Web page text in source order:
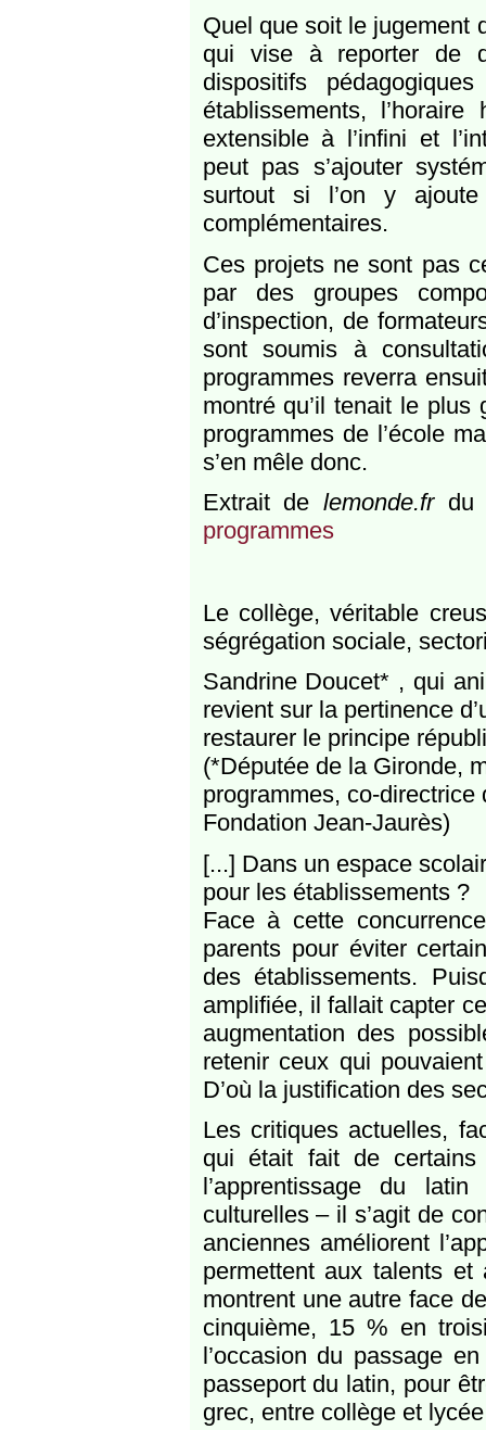
Quel que soit le jugement
qui vise à reporter de
dispositifs
établissements,
extensible à l’infini et
peut pas s’ajouter
surtout si l’on y ajoute
complémentaires.
Ces projets ne sont pas
par des groupes
d’inspection, de
sont soumis à
programmes reverra
montré qu’il tenait le plus
programmes de l’école
s’en mêle donc.
Extrait delemonde.frdu
programmes
Le collège, véritable
ségrégation sociale,
Sandrine Doucet* , qui
revient sur la pertinence
restaurer le principe
(*Députée de la Gironde,
programmes, co-directrice
Fondation Jean-Jaurès)
[...] Dans un espace
pour les établissements ?
Face à cette
parents pour éviter
des établissements.
amplifiée, il fallait capter
augmentation des
retenir ceux qui
D’où la justification des
Les critiques actuelles,
qui était fait de certains
l’apprentissage du
culturelles – il s’agit de
anciennes améliorent
permettent aux talents et
montrent une autre face
cinquième, 15 % en
l’occasion du passage
passeport du latin, pour
grec, entre collège et